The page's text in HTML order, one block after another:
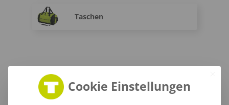
Taschen
Cookie Einstellungen